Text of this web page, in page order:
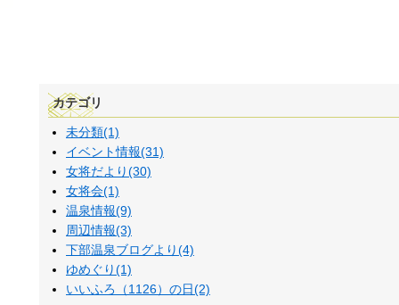
カテゴリ
未分類(1)
イベント情報(31)
女将だより(30)
女将会(1)
温泉情報(9)
周辺情報(3)
下部温泉ブログより(4)
ゆめぐり(1)
いいふろ（1126）の日(2)